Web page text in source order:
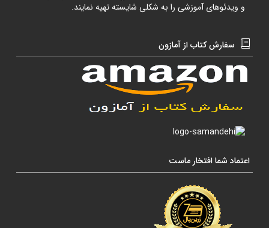
و ویدئوهای آموزشی را به شکلی شایسته تهیه نمایند.
سفارش کتاب از آمازون
اعتماد شما افتخار ماست